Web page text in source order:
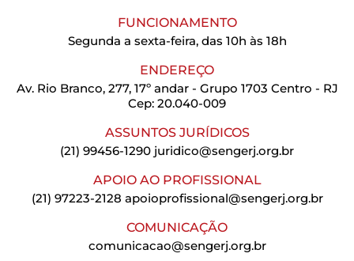
FUNCIONAMENTO
Segunda a sexta-feira, das 10h às 18h
ENDEREÇO
Av. Rio Branco, 277, 17º andar - Grupo 1703 Centro - RJ
Cep: 20.040-009
ASSUNTOS JURÍDICOS
(21) 99456-1290 juridico@sengerj.org.br
APOIO AO PROFISSIONAL
(21) 97223-2128 apoioprofissional@sengerj.org.br
COMUNICAÇÃO
comunicacao@sengerj.org.br